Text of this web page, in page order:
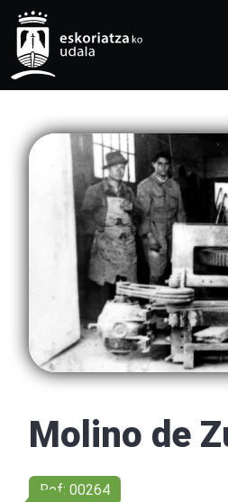
Molino de
Ref: 00264